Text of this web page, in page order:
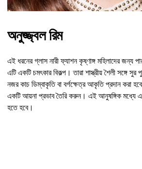
অনুজ্জ্বল রিম
এই ধরনের গ্লাস নারী ফ্যাশন কৃষ্ণাঙ্গ মহিলাদের জন্য
এটি একটি চমৎকার বিকল্প। তারা শাস্ত্রীয় শৈলী সঙ্গে
নজর কাচ ডিম্বাকৃতি বা বর্গক্ষেত্র আকৃতি প্রদান করা
একটি আয়না প্রভাব তৈরি করুন। এই আনুষঙ্গিক মধ্যে
হতে হবে।